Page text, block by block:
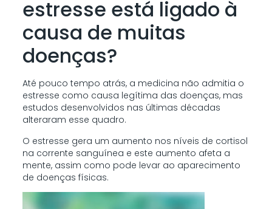
estresse está ligado à
causa de muitas
doenças?
Até pouco tempo atrás, a medicina não admitia o
estresse como causa legítima das doenças, mas
estudos desenvolvidos nas últimas décadas
alteraram esse quadro.
O estresse gera um aumento nos níveis de cortisol
na corrente sanguínea e este aumento afeta a
mente, assim como pode levar ao aparecimento
de doenças físicas.